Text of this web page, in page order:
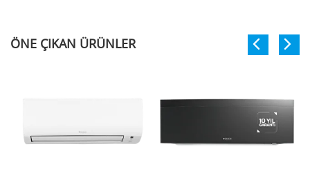
ÖNE ÇIKAN ÜRÜNLER Previous